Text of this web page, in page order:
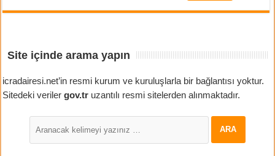
Site içinde arama yapın
icradairesi.net’in resmi kurum ve kuruluşlarla bir bağlantısı yoktur.
Sitedeki verilergov.tr uzantılı resmi sitelerden alınmaktadır.